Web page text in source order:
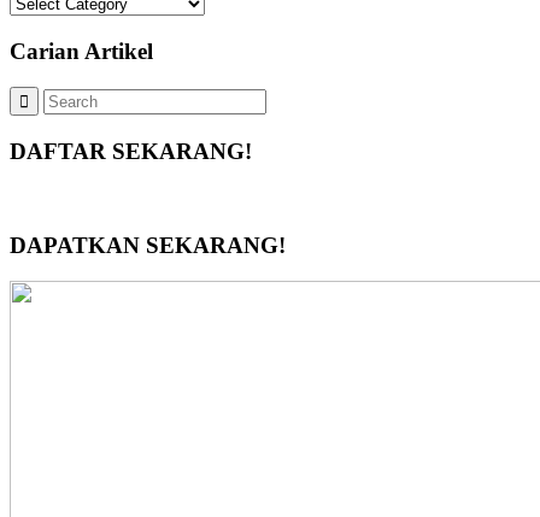
Carian Artikel
DAFTAR SEKARANG!
DAPATKAN SEKARANG!